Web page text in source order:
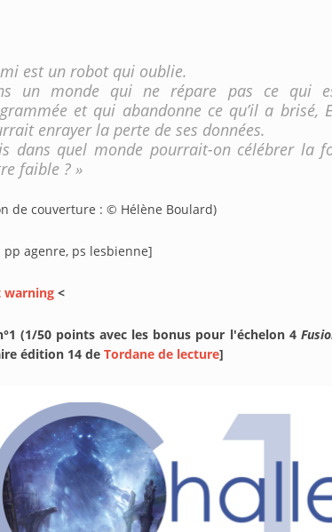
est un robot qui oublie.
un monde qui ne répare pas ce qui
et qui abandonne ce qu’il a brisé,
enrayer la perte de ses données.
dans quel monde pourrait-on célébrer la
faible ? »
de couverture : © Hélène Boulard)
pp agenre, ps lesbienne]
warning <
(1/50 points avec les bonus pour l'échelon 4
édition 14 de Tordane de lecture]